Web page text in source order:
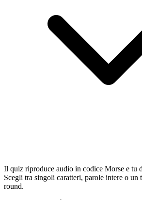
Il quiz riproduce audio in codice Morse e tu
Scegli tra singoli caratteri, parole intere o un
round.